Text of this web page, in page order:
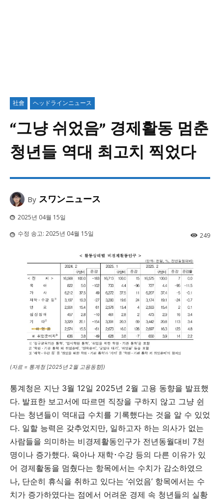
社會 ヘッドラインニュース
“그냥 쉬었음” 경제활동 멈춘
청년들 역대 최고치 찍었다
By スワンニュース
2025년 04월 15일
수정 송고: 2025년 04월 15일 249
(자료 = 통계청 [2025년 2월 고용동향])
통계청은 지난 3월 12일 2025년 2월 고용 동향을 발표했
다. 발표한 보고서에 따르면 직장을 구하지 않고 그냥 쉰
다는 청년들이 역대급 수치를 기록했다는 것을 알 수 있었
다. 일할 능력은 갖추었지만, 일하고자 하는 의사가 없는
사람들을 의미하는 비경제활동인구가 전년동월대비 7천
명이나 증가했다. 육아나 재학･수강 등의 다른 이유가 있
어 경제활동을 멈췄다는 항목에서는 수치가 감소하였으
나, 단순히 휴식을 취하고 있다는 ‘쉬었음’ 항목에서는 수
치가 증가하였다는 점에서 어려운 경제 속 청년들의 실황